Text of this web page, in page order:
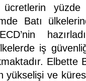
yüzde
Batı
iş
Elbette
yükselişi ve